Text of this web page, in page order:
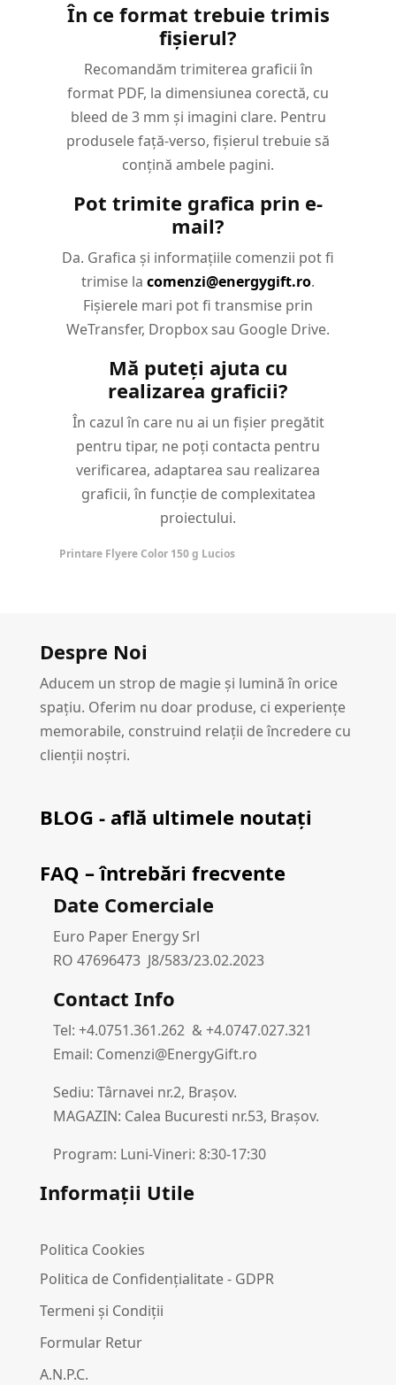
În ce format trebuie trimis
fișierul?
Recomandăm trimiterea graficii în
format PDF, la dimensiunea corectă, cu
bleed de 3 mm și imagini clare. Pentru
produsele față-verso, fișierul trebuie să
conțină ambele pagini.
Pot trimite grafica prin e-
mail?
Da. Grafica și informațiile comenzii pot fi
trimise la comenzi@energygift.ro.
Fișierele mari pot fi transmise prin
WeTransfer, Dropbox sau Google Drive.
Mă puteți ajuta cu
realizarea graficii?
În cazul în care nu ai un fișier pregătit
pentru tipar, ne poți contacta pentru
verificarea, adaptarea sau realizarea
graficii, în funcție de complexitatea
proiectului.
Printare Flyere Color 150 g Lucios
Despre Noi
Aducem un strop de magie și lumină în orice
spațiu. Oferim nu doar produse, ci experiențe
memorabile, construind relații de încredere cu
clienții noștri.
BLOG - află ultimele noutați
FAQ – întrebări frecvente
Date Comerciale
Euro Paper Energy Srl
RO 47696473 J8/583/23.02.2023
Contact Info
Tel: +4.0751.361.262 & +4.0747.027.321
Email: Comenzi@EnergyGift.ro
Sediu: Târnavei nr.2, Brașov.
MAGAZIN: Calea Bucuresti nr.53, Brașov.
Program: Luni-Vineri: 8:30-17:30
Informații Utile
Politica Cookies
Politica de Confidențialitate - GDPR
Termeni și Condiții
Formular Retur
A.N.P.C.